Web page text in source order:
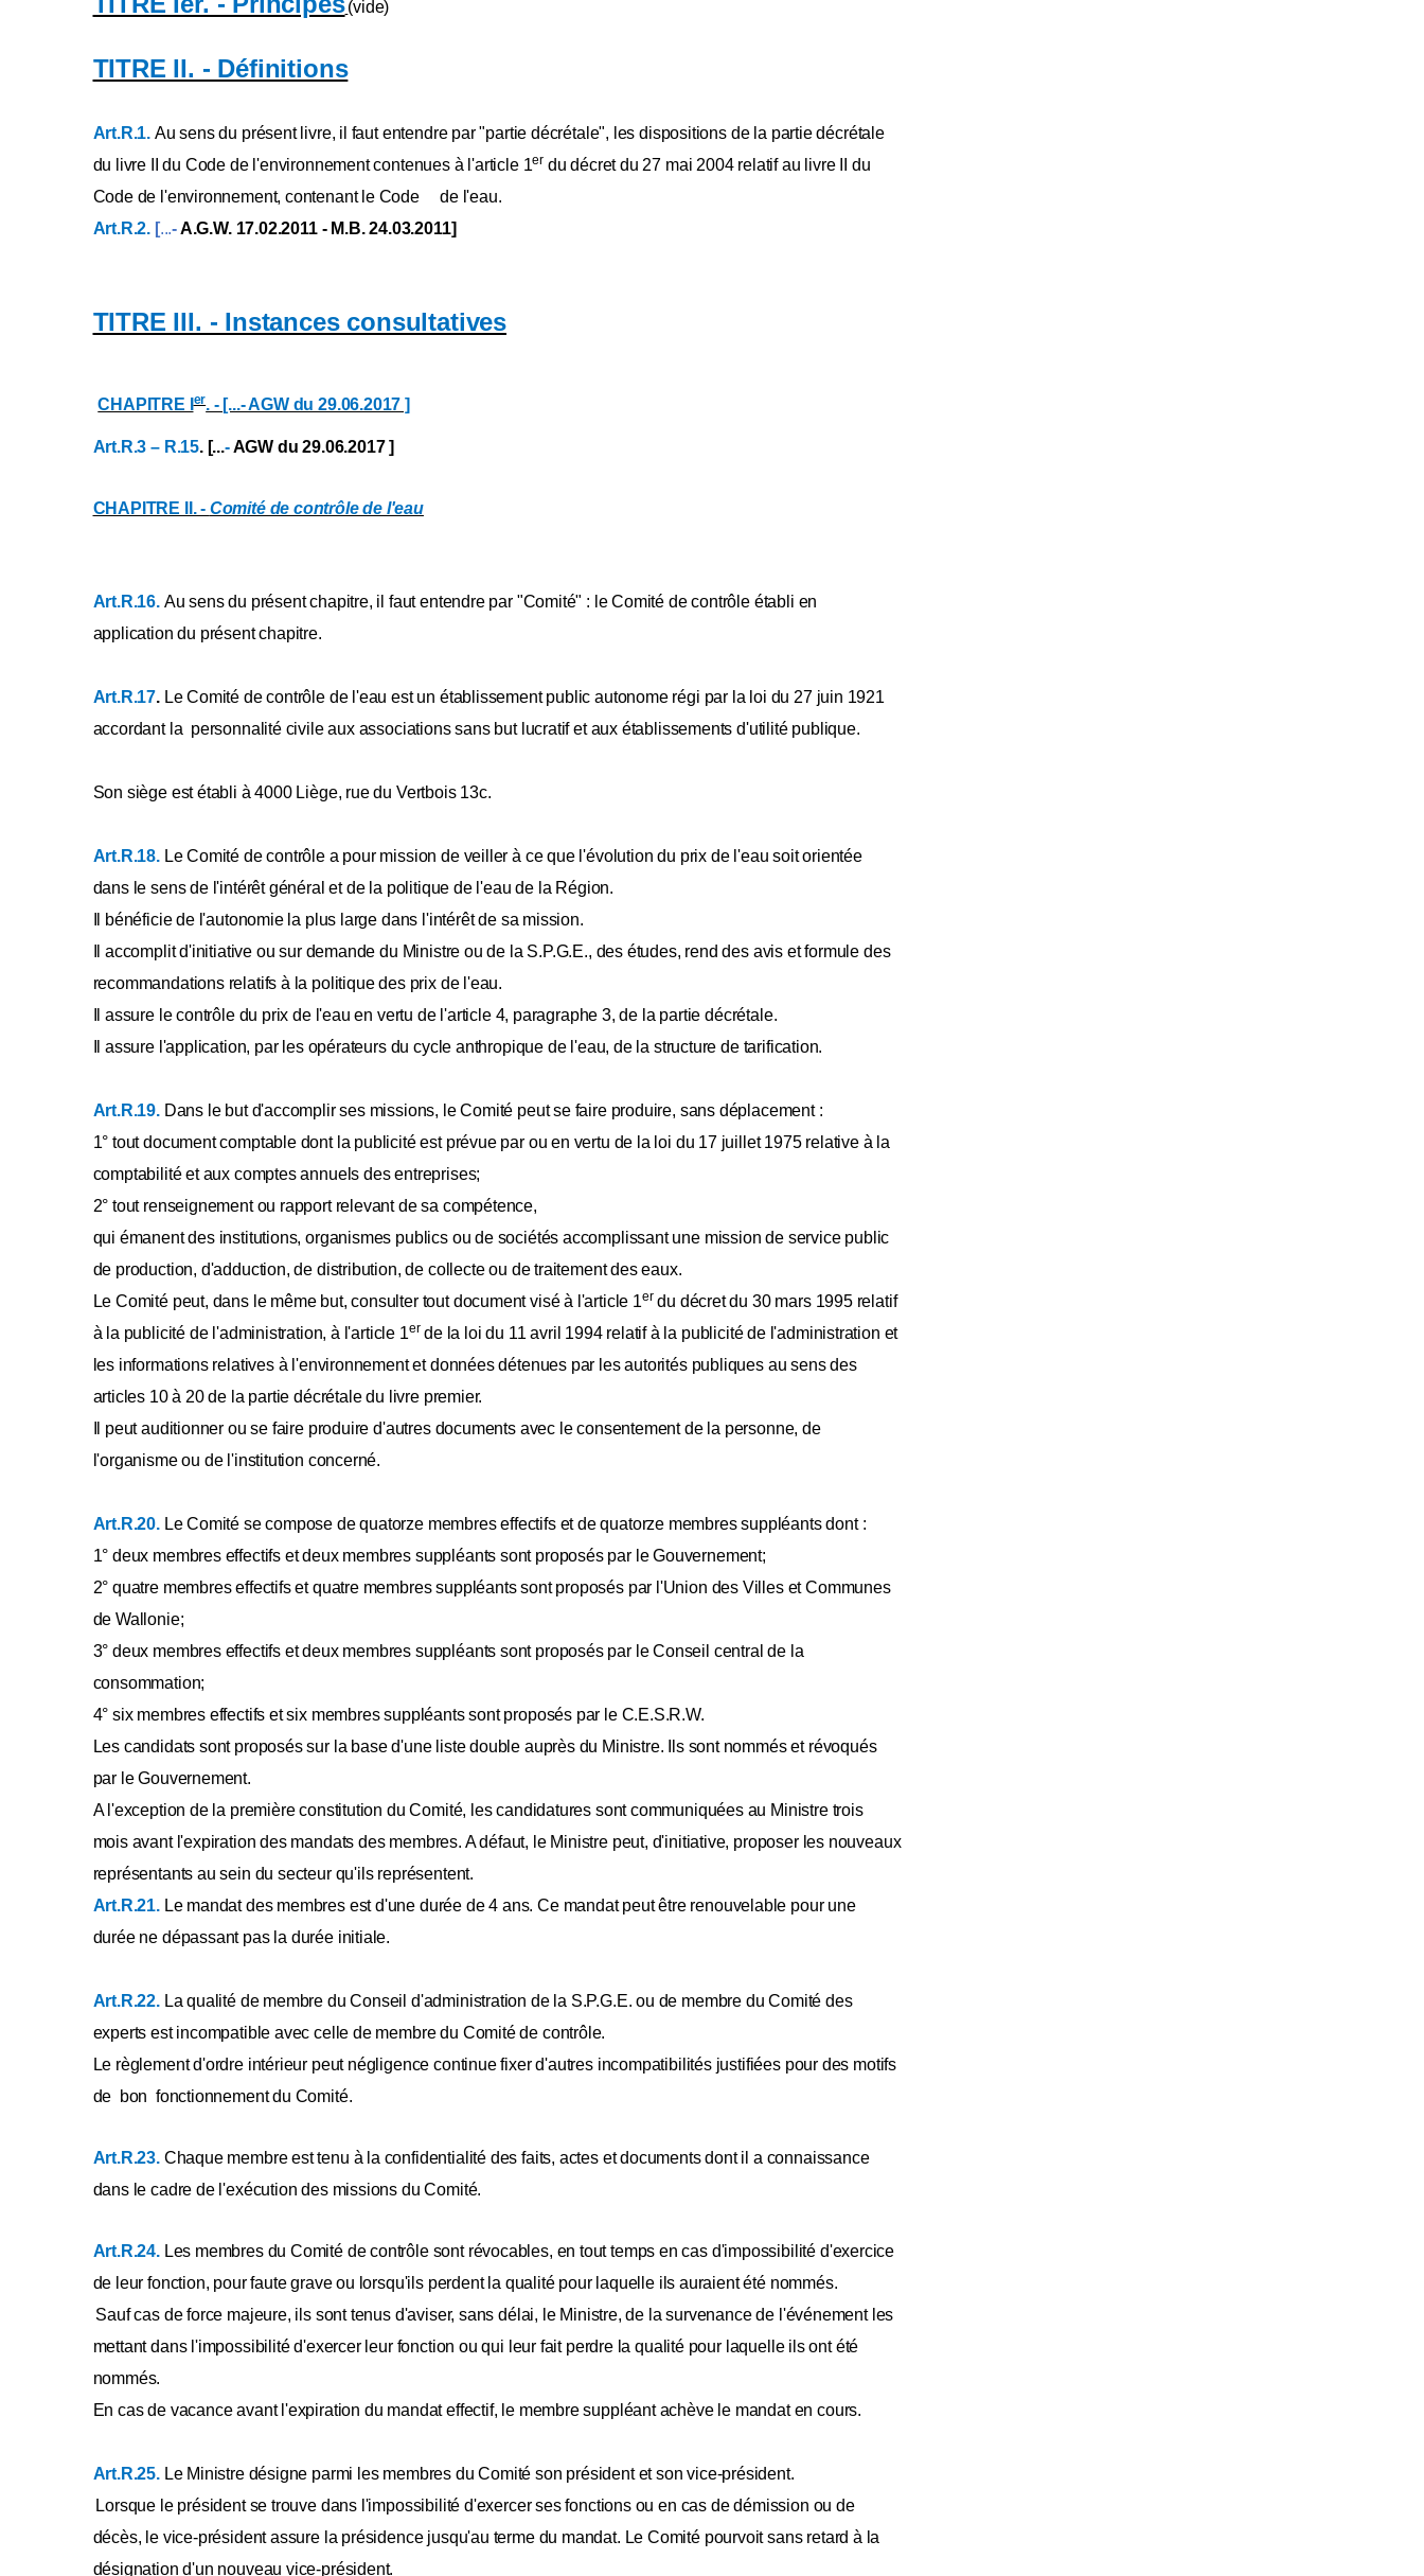
Annexe XII
Annexe XIV [ ... ] [A.G.W. 03.05.2007] [A.G.W. 12.02.2009]
Annexe XVI
Annexe XVII
Annexe XVIII
Annexe XIX
Annexe XXI
Annexe XXIII
Annexe [XXIV] [A.G.W. 31.03.2011] - [A.G.W. 23.02.2023]
Annexe XXVI
Annexe XXX
Annexe XXXI
Annexe XXXIII
Annexe XXXIV
Annexe XXXVI
Annexe XXXVIII
Annexe XXXIX
Annexe XL
Annexe [XLI] [ ... ][A.G.W. 28.09.2007]
Annexe XLII
Annexe [XLV
Annexe XLVI
Annexe XLVII
Annexe [XLVIIa
Annexe [XLVIIb
Annexe XLVIII
Annexe [XLVIIIa
Annexe [XLVIIIb
Annexe [XLIX
Annexe [L
Annexe [LI
Annexe [LII
Annexe [LIV
Annexe [LVbis
Annexe [LVter
Annexe [LVquater] [A.G.W. 12.02.2009] [A.G.W. 22.09.2016]
Annexe [LVI
Annexe [LVIbis]2
Annexe LVII
Annexe LVIII
Annexe LIX
Annexe
(vide)
TITRE II. - Définitions
Art.R.1. Au sens du présent livre, il faut entendre par "partie décrétale", les dispositions de la partie décrétale
du livre II du Code de l'environnement contenues à l'article 1er du décret du 27 mai 2004 relatif au livre II du
Code de l'environnement, contenant le Code de l'eau.
Art.R.2. [...-A.G.W. 17.02.2011 - M.B. 24.03.2011]
TITRE III. - Instances consultatives
CHAPITRE Ier. - [...- AGW du 29.06.2017 ]
Art.R.3 – R.15. [...-AGW du 29.06.2017 ]
CHAPITRE II. - Comité de contrôle de l'eau
Art.R.16. Au sens du présent chapitre, il faut entendre par "Comité" : le Comité de contrôle établi en
application du présent chapitre.
Art.R.17. Le Comité de contrôle de l'eau est un établissement public autonome régi par la loi du 27 juin 1921
accordant la personnalité civile aux associations sans but lucratif et aux établissements d'utilité publique.
Son siège est établi à 4000 Liège, rue du Vertbois 13c.
Art.R.18. Le Comité de contrôle a pour mission de veiller à ce que l'évolution du prix de l'eau soit orientée
dans le sens de l'intérêt général et de la politique de l'eau de la Région.
Il bénéficie de l'autonomie la plus large dans l'intérêt de sa mission.
Il accomplit d'initiative ou sur demande du Ministre ou de la S.P.G.E., des études, rend des avis et formule des
recommandations relatifs à la politique des prix de l'eau.
Il assure le contrôle du prix de l'eau en vertu de l'article 4, paragraphe 3, de la partie décrétale.
Il assure l'application, par les opérateurs du cycle anthropique de l'eau, de la structure de tarification.
Art.R.19. Dans le but d'accomplir ses missions, le Comité peut se faire produire, sans déplacement :
1° tout document comptable dont la publicité est prévue par ou en vertu de la loi du 17 juillet 1975 relative à la
comptabilité et aux comptes annuels des entreprises;
2° tout renseignement ou rapport relevant de sa compétence,
qui émanent des institutions, organismes publics ou de sociétés accomplissant une mission de service public
de production, d'adduction, de distribution, de collecte ou de traitement des eaux.
Le Comité peut, dans le même but, consulter tout document visé à l'article 1er du décret du 30 mars 1995 relatif
à la publicité de l'administration, à l'article 1er de la loi du 11 avril 1994 relatif à la publicité de l'administration et
les informations relatives à l'environnement et données détenues par les autorités publiques au sens des
articles 10 à 20 de la partie décrétale du livre premier.
Il peut auditionner ou se faire produire d'autres documents avec le consentement de la personne, de
l'organisme ou de l'institution concerné.
Art.R.20. Le Comité se compose de quatorze membres effectifs et de quatorze membres suppléants dont :
1° deux membres effectifs et deux membres suppléants sont proposés par le Gouvernement;
2° quatre membres effectifs et quatre membres suppléants sont proposés par l'Union des Villes et Communes
de Wallonie;
3° deux membres effectifs et deux membres suppléants sont proposés par le Conseil central de la
consommation;
4° six membres effectifs et six membres suppléants sont proposés par le C.E.S.R.W.
Les candidats sont proposés sur la base d'une liste double auprès du Ministre. Ils sont nommés et révoqués
par le Gouvernement.
A l'exception de la première constitution du Comité, les candidatures sont communiquées au Ministre trois
mois avant l'expiration des mandats des membres. A défaut, le Ministre peut, d'initiative, proposer les nouveaux
représentants au sein du secteur qu'ils représentent.
Art.R.21. Le mandat des membres est d'une durée de 4 ans. Ce mandat peut être renouvelable pour une
durée ne dépassant pas la durée initiale.
Art.R.22. La qualité de membre du Conseil d'administration de la S.P.G.E. ou de membre du Comité des
experts est incompatible avec celle de membre du Comité de contrôle.
Le règlement d'ordre intérieur peut négligence continue fixer d'autres incompatibilités justifiées pour des motifs
de bon fonctionnement du Comité.
Art.R.23. Chaque membre est tenu à la confidentialité des faits, actes et documents dont il a connaissance
dans le cadre de l'exécution des missions du Comité.
Art.R.24. Les membres du Comité de contrôle sont révocables, en tout temps en cas d'impossibilité d'exercice
de leur fonction, pour faute grave ou lorsqu'ils perdent la qualité pour laquelle ils auraient été nommés.
Sauf cas de force majeure, ils sont tenus d'aviser, sans délai, le Ministre, de la survenance de l'événement les
mettant dans l'impossibilité d'exercer leur fonction ou qui leur fait perdre la qualité pour laquelle ils ont été
nommés.
En cas de vacance avant l'expiration du mandat effectif, le membre suppléant achève le mandat en cours.
Art.R.25. Le Ministre désigne parmi les membres du Comité son président et son vice-président.
Lorsque le président se trouve dans l'impossibilité d'exercer ses fonctions ou en cas de démission ou de
décès, le vice-président assure la présidence jusqu'au terme du mandat. Le Comité pourvoit sans retard à la
désignation d'un nouveau vice-président.